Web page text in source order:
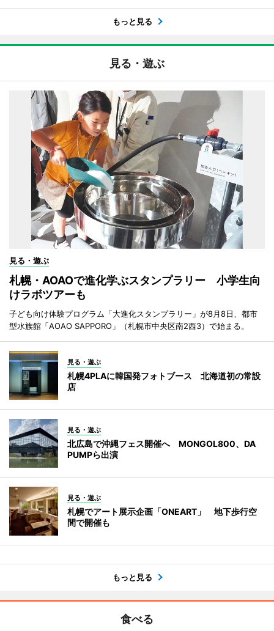
もっと見る
見る・遊ぶ
見る・遊ぶ
札幌・AOAOで進化学ぶスタンプラリー 小学生向
けラボツアーも
子ども向け体験プログラム「大進化スタンプラリー」が8月8日、都市
型水族館「AOAO SAPPORO」（札幌市中央区南2西3）で始まる。
見る・遊ぶ
札幌4PLAに韓国発フォトブース 北海道初の常設
店
見る・遊ぶ
北広島で沖縄フェス開催へ MONGOL800、DA
PUMPら出演
見る・遊ぶ
札幌でアート展示企画「ONEART」 地下歩行空
間で開催も
もっと見る
食べる